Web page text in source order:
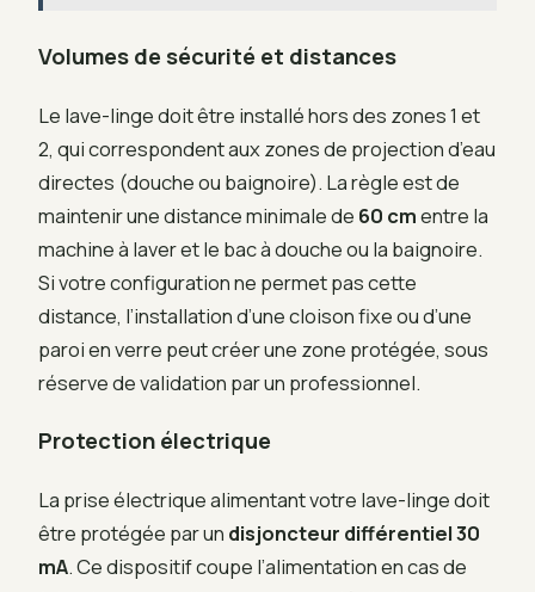
Volumes de sécurité et distances
Le lave-linge doit être installé hors des zones 1 et
2, qui correspondent aux zones de projection d’eau
directes (douche ou baignoire). La règle est de
maintenir une distance minimale de 60 cmentre la
machine à laver et le bac à douche ou la baignoire.
Si votre configuration ne permet pas cette
distance, l’installation d’une cloison fixe ou d’une
paroi en verre peut créer une zone protégée, sous
réserve de validation par un professionnel.
Protection électrique
La prise électrique alimentant votre lave-linge doit
être protégée par un disjoncteur différentiel 30
mA. Ce dispositif coupe l’alimentation en cas de